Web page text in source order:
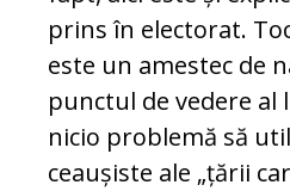
prins în electorat.
este un amestec de
punctul de vedere al
nicio problemă să
ceaușiste ale „țării